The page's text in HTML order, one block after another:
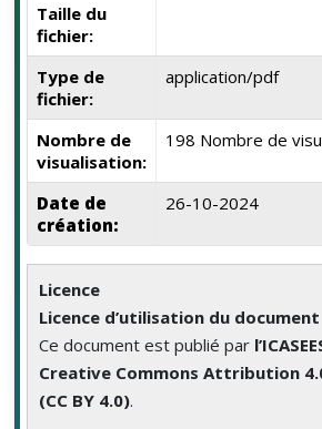
Taille du
fichier:
Type de
fichier:
application/pdf
Nombre de
visualisation:
198 Nombre de
Date de
création:
26-10-2024
Licence
Licence d’utilisation du document
Ce document est publié par
Creative Commons Attribution
(CC BY 4.0).